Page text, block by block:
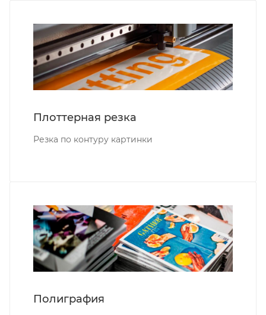
Плоттерная резка
Резка по контуру картинки
Полиграфия